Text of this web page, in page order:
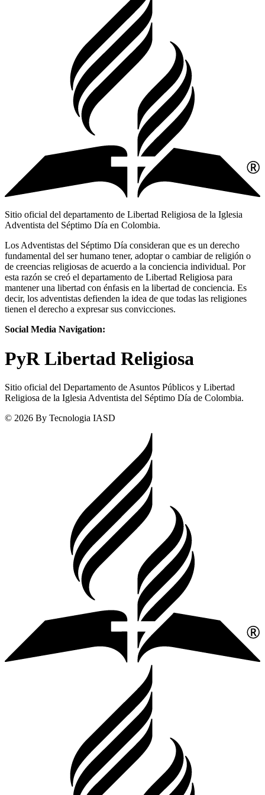
Sitio oficial del departamento de Libertad Religiosa de la Iglesia
Adventista del Séptimo Día en Colombia.
Los Adventistas del Séptimo Día consideran que es un derecho
fundamental del ser humano tener, adoptar o cambiar de religión o
de creencias religiosas de acuerdo a la conciencia individual. Por
esta razón se creó el departamento de Libertad Religiosa para
mantener una libertad con énfasis en la libertad de conciencia. Es
decir, los adventistas defienden la idea de que todas las religiones
tienen el derecho a expresar sus convicciones.
Social Media Navigation:
PyR Libertad Religiosa
Sitio oficial del Departamento de Asuntos Públicos y Libertad
Religiosa de la Iglesia Adventista del Séptimo Día de Colombia.
© 2026 By Tecnologia IASD